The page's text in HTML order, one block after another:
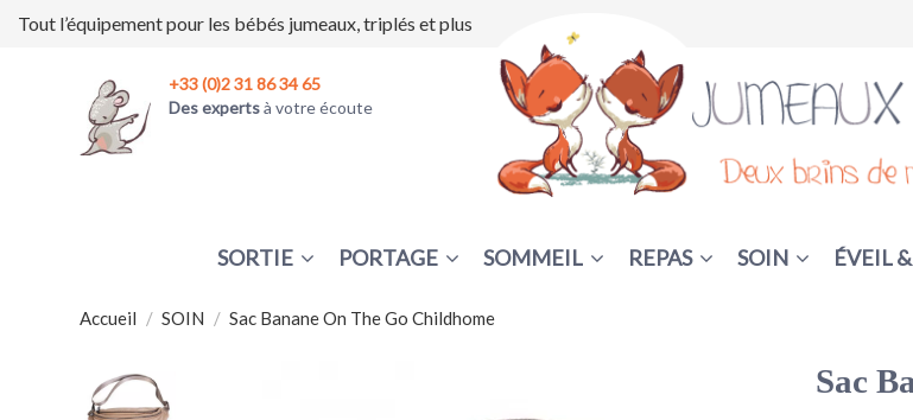
Tout l’équipement pour les bébés jumeaux, triplés et plus
+33 (0)2 31 86 34 65
Des expertsà votre écoute
SORTIE PORTAGE SOMMEIL REPAS SOIN ÉVEIL
Accueil SOIN Sac Banane On The Go Childhome
Sac